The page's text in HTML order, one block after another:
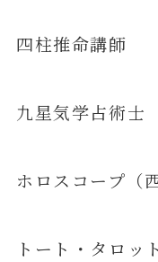
四柱推命講師
九星気学占術士
ホロスコープ（
トート・タロッ